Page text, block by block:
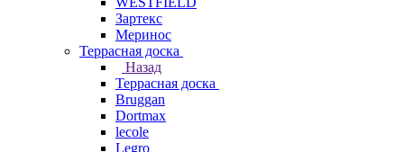
Зартекс
Меринос
Террасная доска
Назад
Террасная доска
Bruggan
Dortmax
lecole
Legro